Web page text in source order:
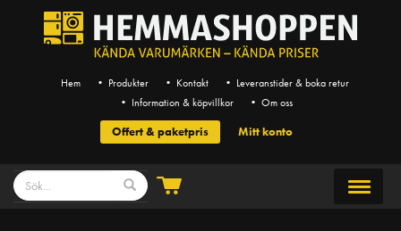
Hem • Produkter • Kontakt
• Leveranstider & boka retur
• Information & köpvillkor
• Om oss
Offert & paketpris Mitt konto